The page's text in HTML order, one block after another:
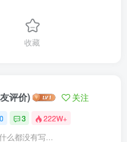
收藏
评价) 关注
0 3 222W+
么都没有写...